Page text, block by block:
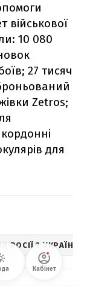
військової
10 080
27 тисяч
Zetros;
для
РОСІЇ З
Кабінет